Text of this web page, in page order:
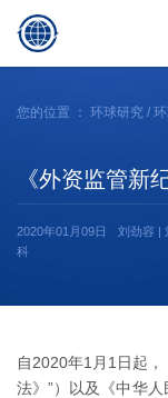
您的位置 ： 环球研究 /
《外资监管新
2020年01月09日
刘劲容 |
科
自2020年1月1日起
法》”）以及《中华